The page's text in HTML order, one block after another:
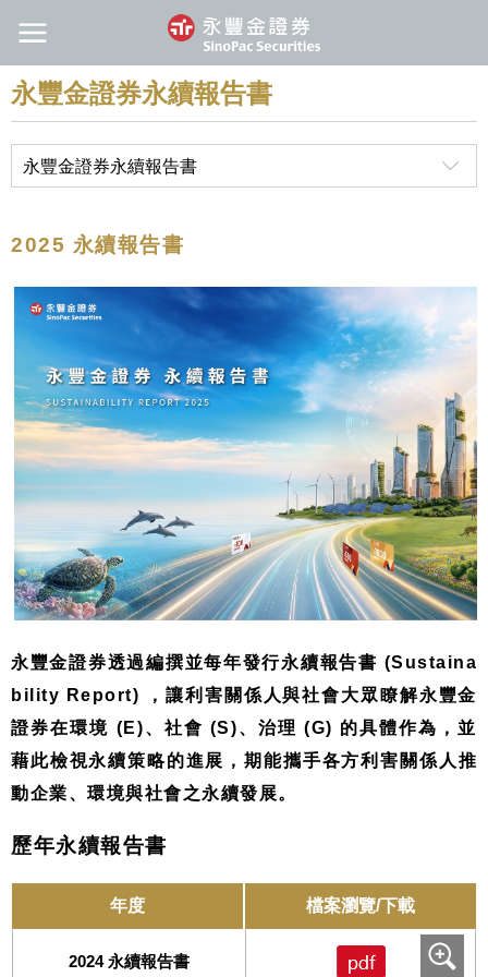
永豐金證券永續報告書
永豐金證券永續報告書
2025 永續報告書
永豐金證券透過編撰並每年發行永續報告書 (Sustaina
bility Report) ，讓利害關係人與社會大眾瞭解永豐金
證券在環境 (E)、社會 (S)、治理 (G) 的具體作為，並
藉此檢視永續策略的進展，期能攜手各方利害關係人推
動企業、環境與社會之永續發展。
歷年永續報告書
年度 檔案瀏覽/下載
2024 永續報告書